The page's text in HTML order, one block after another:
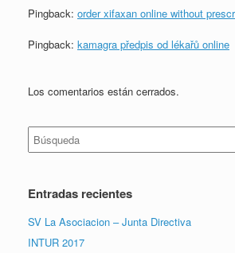
Pingback: order xifaxan online without
Pingback: kamagra předpis od lékařů online
Los comentarios están cerrados.
Buscar:
Entradas recientes
SV La Asociacion – Junta Directiva
INTUR 2017